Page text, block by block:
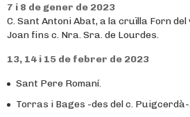
7 i 8 de gener de 2023
C. Sant Antoni Abat, a la cruïlla Forn
Joan fins c. Nra. Sra. de Lourdes.
13, 14 i 15 de febrer de 2023
Sant Pere Romaní.
Torras i Bages -des del c.